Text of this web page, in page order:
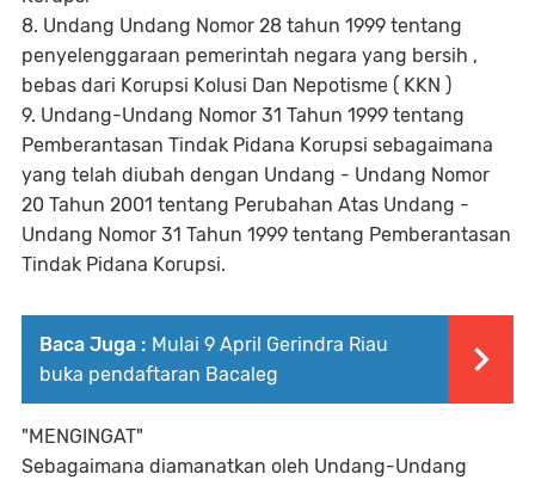
8. Undang Undang Nomor 28 tahun 1999 tentang
penyelenggaraan pemerintah negara yang bersih ,
bebas dari Korupsi Kolusi Dan Nepotisme ( KKN )
9. Undang-Undang Nomor 31 Tahun 1999 tentang
Pemberantasan Tindak Pidana Korupsi sebagaimana
yang telah diubah dengan Undang - Undang Nomor
20 Tahun 2001 tentang Perubahan Atas Undang -
Undang Nomor 31 Tahun 1999 tentang Pemberantasan
Tindak Pidana Korupsi.
Baca Juga : Mulai 9 April Gerindra Riau
buka pendaftaran Bacaleg
"MENGINGAT"
Sebagaimana diamanatkan oleh Undang-Undang